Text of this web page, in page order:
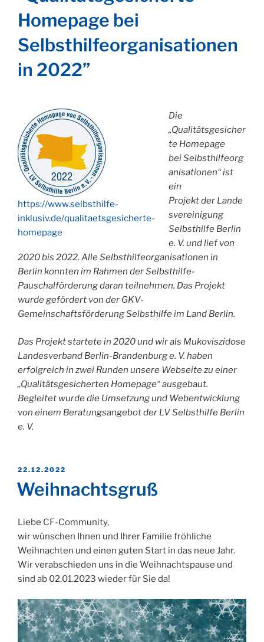
Homepage bei
Selbsthilfeorganisationen
in 2022”
https://www.selbsthilfe-
inklusiv.de/qualitaetsgesicherte-
homepage
Die
„Qualitätsgesicher
te Homepage
bei Selbsthilfeorg
anisationen“ ist
ein
Projekt der Lande
svereinigung
Selbsthilfe Berlin
e. V. und lief von
2020 bis 2022. Alle Selbsthilfeorganisationen in
Berlin konnten im Rahmen der Selbsthilfe-
Pauschalförderung daran teilnehmen. Das Projekt
wurde gefördert von der GKV-
Gemeinschaftsförderung Selbsthilfe im Land Berlin.
Das Projekt startete in 2020 und wir als Mukoviszidose
Landesverband Berlin-Brandenburg e. V. haben
erfolgreich in zwei Runden unsere Webseite zu einer
„Qualitätsgesicherten Homepage“ ausgebaut.
Begleitet wurde die Umsetzung und Webentwicklung
von einem Beratungsangebot der LV Selbsthilfe Berlin
e. V.
VERÖFFENTLICHT
22.12.2022
Weihnachtsgruß
Liebe CF-Community,
wir wünschen Ihnen und Ihrer Familie fröhliche
Weihnachten und einen guten Start in das neue Jahr.
Wir verabschieden uns in die Weihnachtspause und
sind ab 02.01.2023 wieder für Sie da!